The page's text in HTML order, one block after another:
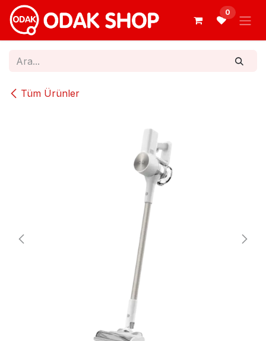
İçereği Atla
0
Tüm Ürünler